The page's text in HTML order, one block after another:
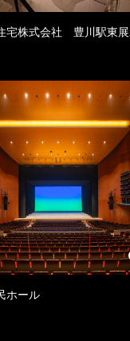
宅株式会社 豊川駅東
ホール